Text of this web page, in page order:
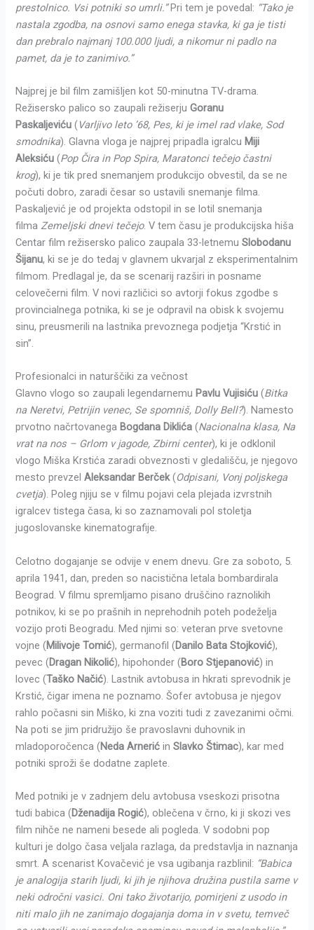
prestolnico. Vsi potniki so umrli.”Pri tem je povedal: “Tako je
nastala zgodba, na osnovi samo enega stavka, ki ga je tisti
dan prebralo najmanj 100.000 ljudi, a nikomur ni padlo na
pamet, da je to zanimivo.”
Najprej je bil film zamišljen kot 50-minutna TV-drama.
Režisersko palico so zaupali režiserjuGoranu
Paskaljeviću (Varljivo leto ’68, Pes, ki je imel rad vlake, Sod
smodnika). Glavna vloga je najprej pripadla igralcu Miji
Aleksiću (Pop Čira in Pop Spira, Maratonci tečejo častni
krog), ki je tik pred snemanjem produkcijo obvestil, da se ne
počuti dobro, zaradi česar so ustavili snemanje filma.
Paskaljević je od projekta odstopil in se lotil snemanja
filmaZemeljski dnevi tečejo. V tem času je produkcijska hiša
Centar film režisersko palico zaupala 33-letnemuSlobodanu
Šijanu, ki se je do tedaj v glavnem ukvarjal z eksperimentalnim
filmom. Predlagal je, da se scenarij razširi in posname
celovečerni film. V novi različici so avtorji fokus zgodbe s
provincialnega potnika, ki se je odpravil na obisk k svojemu
sinu, preusmerili na lastnika prevoznega podjetja “Krstić in
sin”.
Profesionalci in naturščiki za večnost
Glavno vlogo so zaupali legendarnemu Pavlu Vujisiću (Bitka
na Neretvi, Petrijin venec, Se spomniš, Dolly Bell?). Namesto
prvotno načrtovanega Bogdana Diklića (Nacionalna klasa, Na
vrat na nos – Grlom v jagode, Zbirni center), ki je odklonil
vlogo Miška Krstića zaradi obveznosti v gledališču, je njegovo
mesto prevzelAleksandar Berček(Odpisani, Vonj poljskega
cvetja). Poleg njiju se v filmu pojavi cela plejada izvrstnih
igralcev tistega časa, ki so zaznamovali pol stoletja
jugoslovanske kinematografije.
Celotno dogajanje se odvije v enem dnevu. Gre za soboto, 5.
aprila 1941, dan, preden so nacistična letala bombardirala
Beograd. V filmu spremljamo pisano druščino raznolikih
potnikov, ki se po prašnih in neprehodnih poteh podeželja
vozijo proti Beogradu. Med njimi so: veteran prve svetovne
vojne (Milivoje Tomić), germanofil (Danilo Bata Stojković),
pevec (Dragan Nikolić), hipohonder (Boro Stjepanović) in
lovec (Taško Načić). Lastnik avtobusa in hkrati sprevodnik je
Krstić, čigar imena ne poznamo. Šofer avtobusa je njegov
rahlo počasni sin Miško, ki zna voziti tudi z zavezanimi očmi.
Na poti se jim pridružijo še pravoslavni duhovnik in
mladoporočenca (Neda Arnerić inSlavko Štimac), kar med
potniki sproži še dodatne zaplete.
Med potniki je v zadnjem delu avtobusa vseskozi prisotna
tudi babica (Dženadija Rogić), oblečena v črno, ki ji skozi ves
film nihče ne nameni besede ali pogleda. V sodobni pop
kulturi je dolgo časa veljala razlaga, da predstavlja in naznanja
smrt. A scenarist Kovačević je vsa ugibanja razblinil: “Babica
je analogija starih ljudi, ki jih je njihova družina pustila same v
neki odročni vasici. Oni tako životarijo, pomirjeni z usodo in
niti malo jih ne zanimajo dogajanja doma in v svetu, temveč